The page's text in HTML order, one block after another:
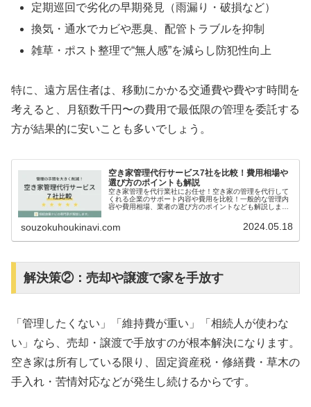
定期巡回で劣化の早期発見（雨漏り・破損など）
換気・通水でカビや悪臭、配管トラブルを抑制
雑草・ポスト整理で“無人感”を減らし防犯性向上
特に、遠方居住者は、移動にかかる交通費や費やす時間を
考えると、月額数千円〜の費用で最低限の管理を委託する
方が結果的に安いことも多いでしょう。
空き家管理代行サービス7社を比較！費用相場や
選び方のポイントも解説
空き家管理を代行業社にお任せ！空き家の管理を代行して
くれる企業のサポート内容や費用を比較！一般的な管理内
容や費用相場、業者の選び方のポイントなども解説しま
souzokuhoukinavi.com 2024.05.18
解決策②：売却や譲渡で家を手放す
「管理したくない」「維持費が重い」「相続人が使わな
い」なら、売却・譲渡で手放すのが根本解決になります。
空き家は所有している限り、固定資産税・修繕費・草木の
手入れ・苦情対応などが発生し続けるからです。